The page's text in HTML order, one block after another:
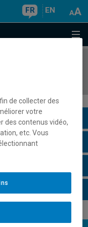
FR EN
de collecter des
votre
des contenus vidéo,
etc. Vous